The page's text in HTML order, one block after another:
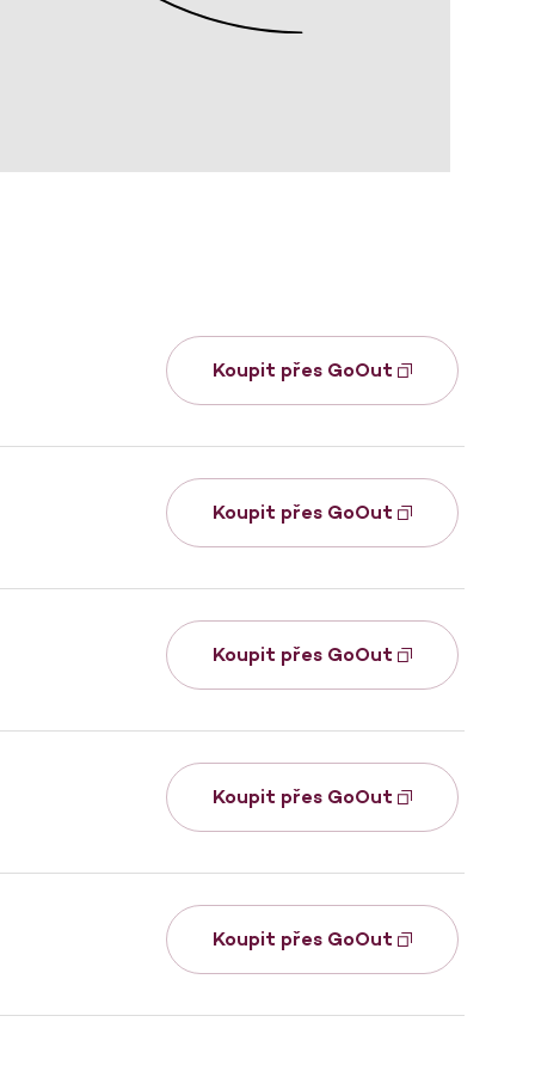
Koupit přes GoOut
Koupit přes GoOut
Koupit přes GoOut
Koupit přes GoOut
Koupit přes GoOut